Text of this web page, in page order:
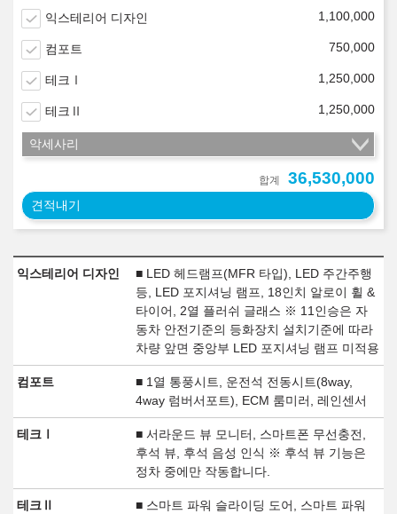
익스테리어 디자인 1,100,000
컴포트 750,000
테크Ⅰ 1,250,000
테크Ⅱ 1,250,000
악세사리
합계 36,530,000
견적내기
익스테리어 디자인
■ LED 헤드램프(MFR 타입), LED 주간주행
등, LED 포지셔닝 램프, 18인치 알로이 휠 &
타이어, 2열 플러쉬 글래스 ※ 11인승은 자
동차 안전기준의 등화장치 설치기준에 따라
차량 앞면 중앙부 LED 포지셔닝 램프 미적용
컴포트
■ 1열 통풍시트, 운전석 전동시트(8way,
4way 럼버서포트), ECM 룸미러, 레인센서
테크Ⅰ
■ 서라운드 뷰 모니터, 스마트폰 무선충전,
후석 뷰, 후석 음성 인식 ※ 후석 뷰 기능은
정차 중에만 작동합니다.
테크Ⅱ
■ 스마트 파워 슬라이딩 도어, 스마트 파워